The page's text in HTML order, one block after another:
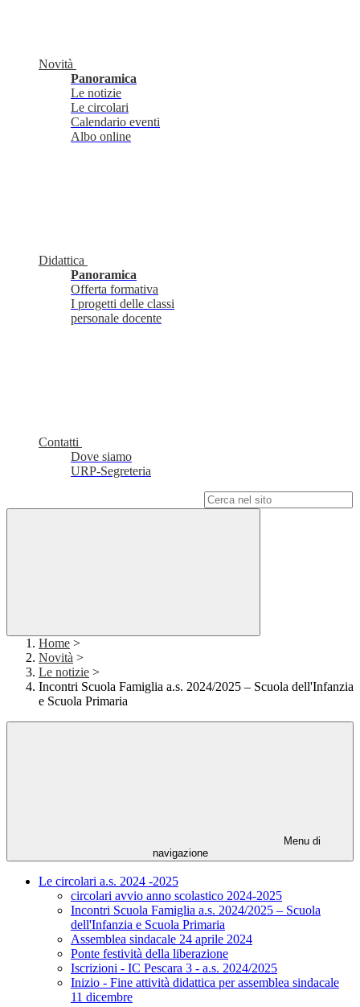
Novità
Panoramica
Le notizie
Le circolari
Calendario eventi
Albo online
Didattica
Panoramica
Offerta formativa
I progetti delle classi
personale docente
Contatti
Dove siamo
URP-Segreteria
Home >
Novità >
Le notizie >
Incontri Scuola Famiglia a.s. 2024/2025 – Scuola dell'Infanzia
e Scuola Primaria
Menu di
navigazione
Le circolari a.s. 2024 -2025
circolari avvio anno scolastico 2024-2025
Incontri Scuola Famiglia a.s. 2024/2025 – Scuola
dell'Infanzia e Scuola Primaria
Assemblea sindacale 24 aprile 2024
Ponte festività della liberazione
Iscrizioni - IC Pescara 3 - a.s. 2024/2025
Inizio - Fine attività didattica per assemblea sindacale
11 dicembre